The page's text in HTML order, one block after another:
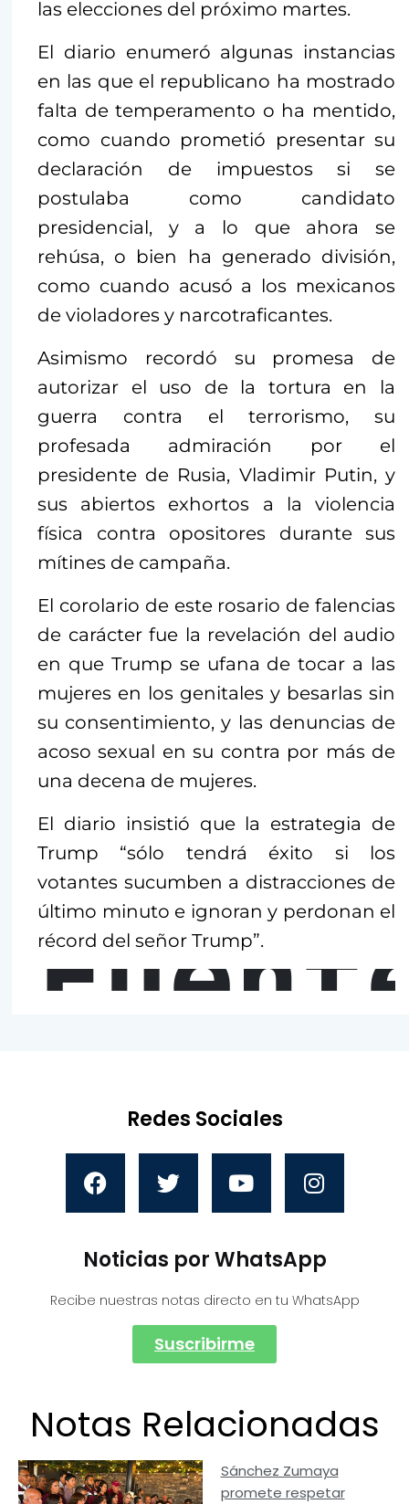
las elecciones del próximo martes.
El diario enumeró algunas instancias
en las que el republicano ha mostrado
falta de temperamento o ha mentido,
como cuando prometió presentar su
declaración de impuestos si se
postulaba como candidato
presidencial, y a lo que ahora se
rehúsa, o bien ha generado división,
como cuando acusó a los mexicanos
de violadores y narcotraficantes.
Asimismo recordó su promesa de
autorizar el uso de la tortura en la
guerra contra el terrorismo, su
profesada admiración por el
presidente de Rusia, Vladimir Putin, y
sus abiertos exhortos a la violencia
física contra opositores durante sus
mítines de campaña.
El corolario de este rosario de falencias
de carácter fue la revelación del audio
en que Trump se ufana de tocar a las
mujeres en los genitales y besarlas sin
su consentimiento, y las denuncias de
acoso sexual en su contra por más de
una decena de mujeres.
El diario insistió que la estrategia de
Trump “sólo tendrá éxito si los
votantes sucumben a distracciones de
último minuto e ignoran y perdonan el
récord del señor Trump”.
Redes Sociales
Noticias por WhatsApp
Recibe nuestras notas directo en tu WhatsApp
Suscribirme
Notas Relacionadas
Sánchez Zumaya
promete respetar